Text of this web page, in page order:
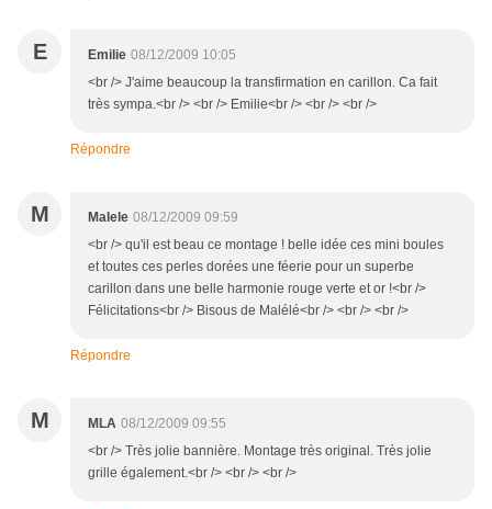
E Emilie 08/12/2009 10:05
<br /> J'aime beaucoup la transfirmation en carillon. Ca fait
très sympa.<br /> <br /> Emilie<br /> <br /> <br />
Répondre
M Malele 08/12/2009 09:59
<br /> qu'il est beau ce montage ! belle idée ces mini boules
et toutes ces perles dorées une féerie pour un superbe
carillon dans une belle harmonie rouge verte et or !<br />
Félicitations<br /> Bisous de Malélé<br /> <br /> <br />
Répondre
M MLA 08/12/2009 09:55
<br /> Très jolie bannière. Montage très original. Très jolie
grille également.<br /> <br /> <br />